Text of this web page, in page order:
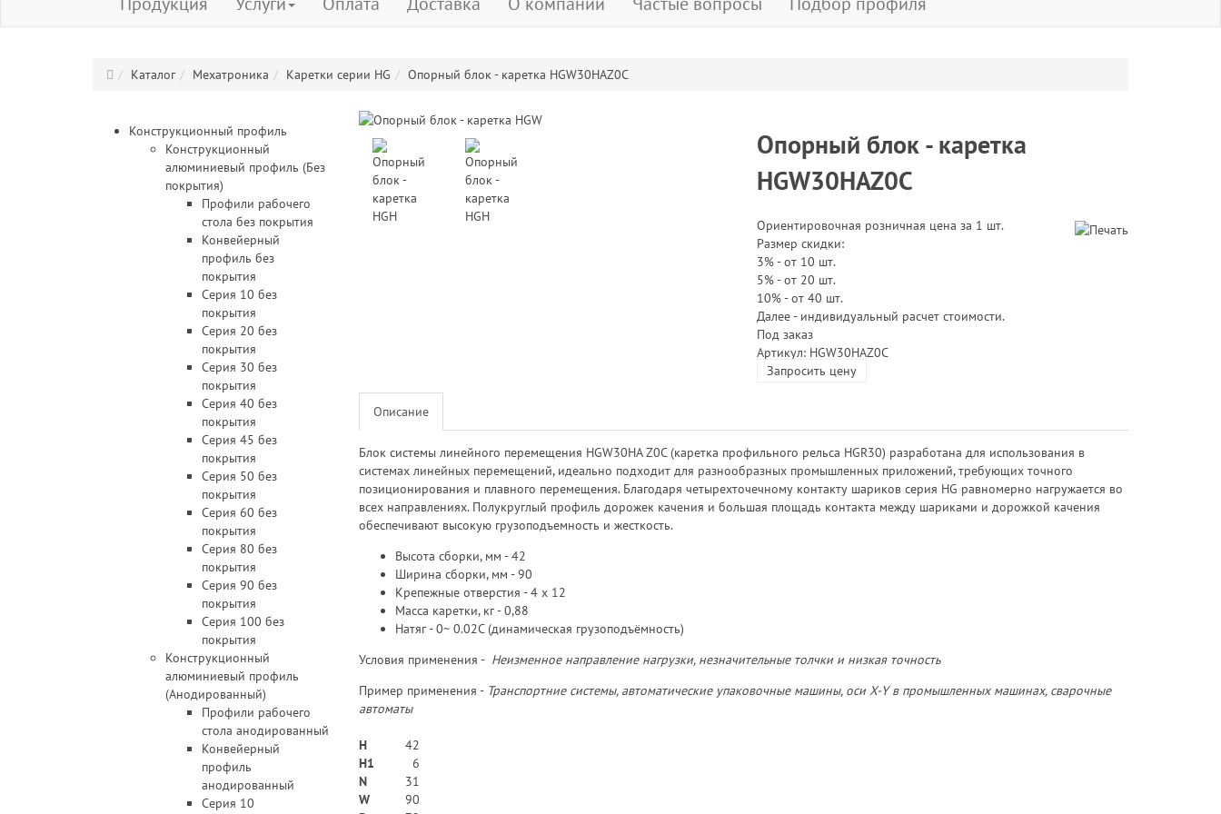
Каталог Мехатроника Каретки серии HG Опорный блок - каретка HGW30HAZ0C
Опорный блок - каретка
HGW30HAZ0C
Ориентировочная розничная цена за 1 шт.
Размер скидки:
3% - от 10 шт.
5% - от 20 шт.
10% - от 40 шт.
Далее - индивидуальный расчет стоимости.
Под заказ
Артикул: HGW30HAZ0C
Запросить цену
Описание
Блок системы линейного перемещения HGW30HA Z0C (каретка профильного рельса HGR30) разработана для использования в
системах линейных перемещений, идеально подходит для разнообразных промышленных приложений, требующих точного
позиционирования и плавного перемещения. Благодаря четырехточечному контакту шариков серия HG равномерно нагружается во
всех направлениях. Полукруглый профиль дорожек качения и большая площадь контакта между шариками и дорожкой качения
обеспечивают высокую грузоподъемность и жесткость.
Высота сборки, мм - 42
Ширина сборки, мм - 90
Крепежные отверстия - 4 х 12
Масса каретки, кг - 0,88
Натяг - 0~ 0.02C (динамическая грузоподъёмность)
Условия применения - Неизменное направление нагрузки, незначительные толчки и низкая точность
Пример применения - Транспортние системы, автоматические упаковочные машины, оси X-Y в промышленных машинах, сварочные
автоматы
H
42
H1
6
N
31
W
90
Конструкционный профиль
Конструкционный
алюминиевый профиль (Без
покрытия)
Профили рабочего
стола без покрытия
Конвейерный
профиль без
покрытия
Серия 10 без
покрытия
Серия 20 без
покрытия
Серия 30 без
покрытия
Серия 40 без
покрытия
Серия 45 без
покрытия
Серия 50 без
покрытия
Серия 60 без
покрытия
Серия 80 без
покрытия
Серия 90 без
покрытия
Серия 100 без
покрытия
Конструкционный
алюминиевый профиль
(Анодированный)
Профили рабочего
стола анодированный
Конвейерный
профиль
анодированный
Серия 10